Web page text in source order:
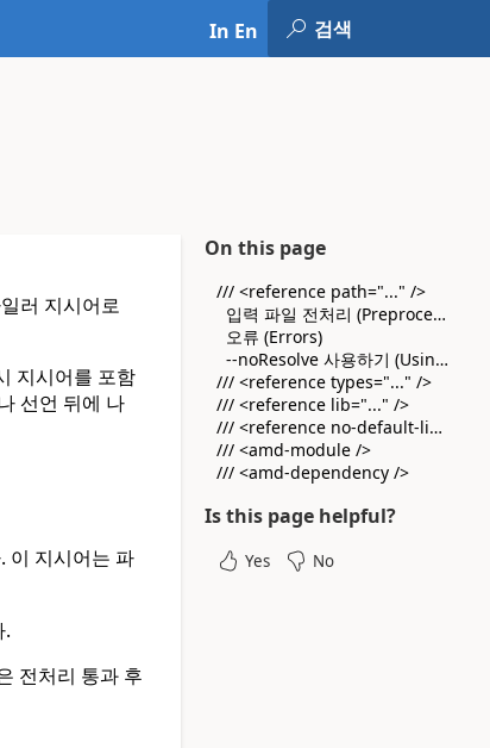
In En
러 지시어로
지시어를 포함
선언 뒤에 나
이 지시어는 파
.
전처리 통과 후
On this page
/// <reference path="..." />
입력 파일 전처리 (Preprocessing input files)
오류 (Errors)
--noResolve 사용하기 (Using --noResolve)
/// <reference types="..." />
/// <reference lib="..." />
/// <reference no-default-lib="true"/>
/// <amd-module />
/// <amd-dependency />
Is this page helpful?
Yes No